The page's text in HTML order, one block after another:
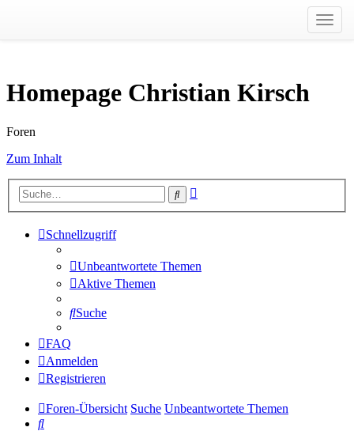
Homepage Christian Kirsch
Foren
Zum Inhalt
Suche
Schnellzugriff
Unbeantwortete Themen
Aktive Themen
Suche
FAQ
Anmelden
Registrieren
Foren-Übersicht Suche Unbeantwortete Themen
Suche